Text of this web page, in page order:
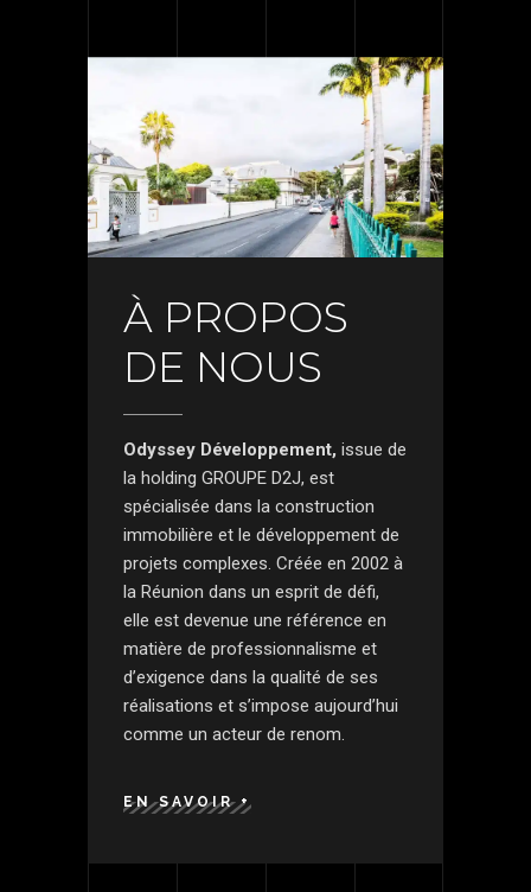
À PROPOS
DE NOUS
Odyssey Développement, issue de
la holding GROUPE D2J, est
spécialisée dans la construction
immobilière et le développement de
projets complexes. Créée en 2002 à
la Réunion dans un esprit de défi,
elle est devenue une référence en
matière de professionnalisme et
d’exigence dans la qualité de ses
réalisations et s’impose aujourd’hui
comme un acteur de renom.
EN SAVOIR +